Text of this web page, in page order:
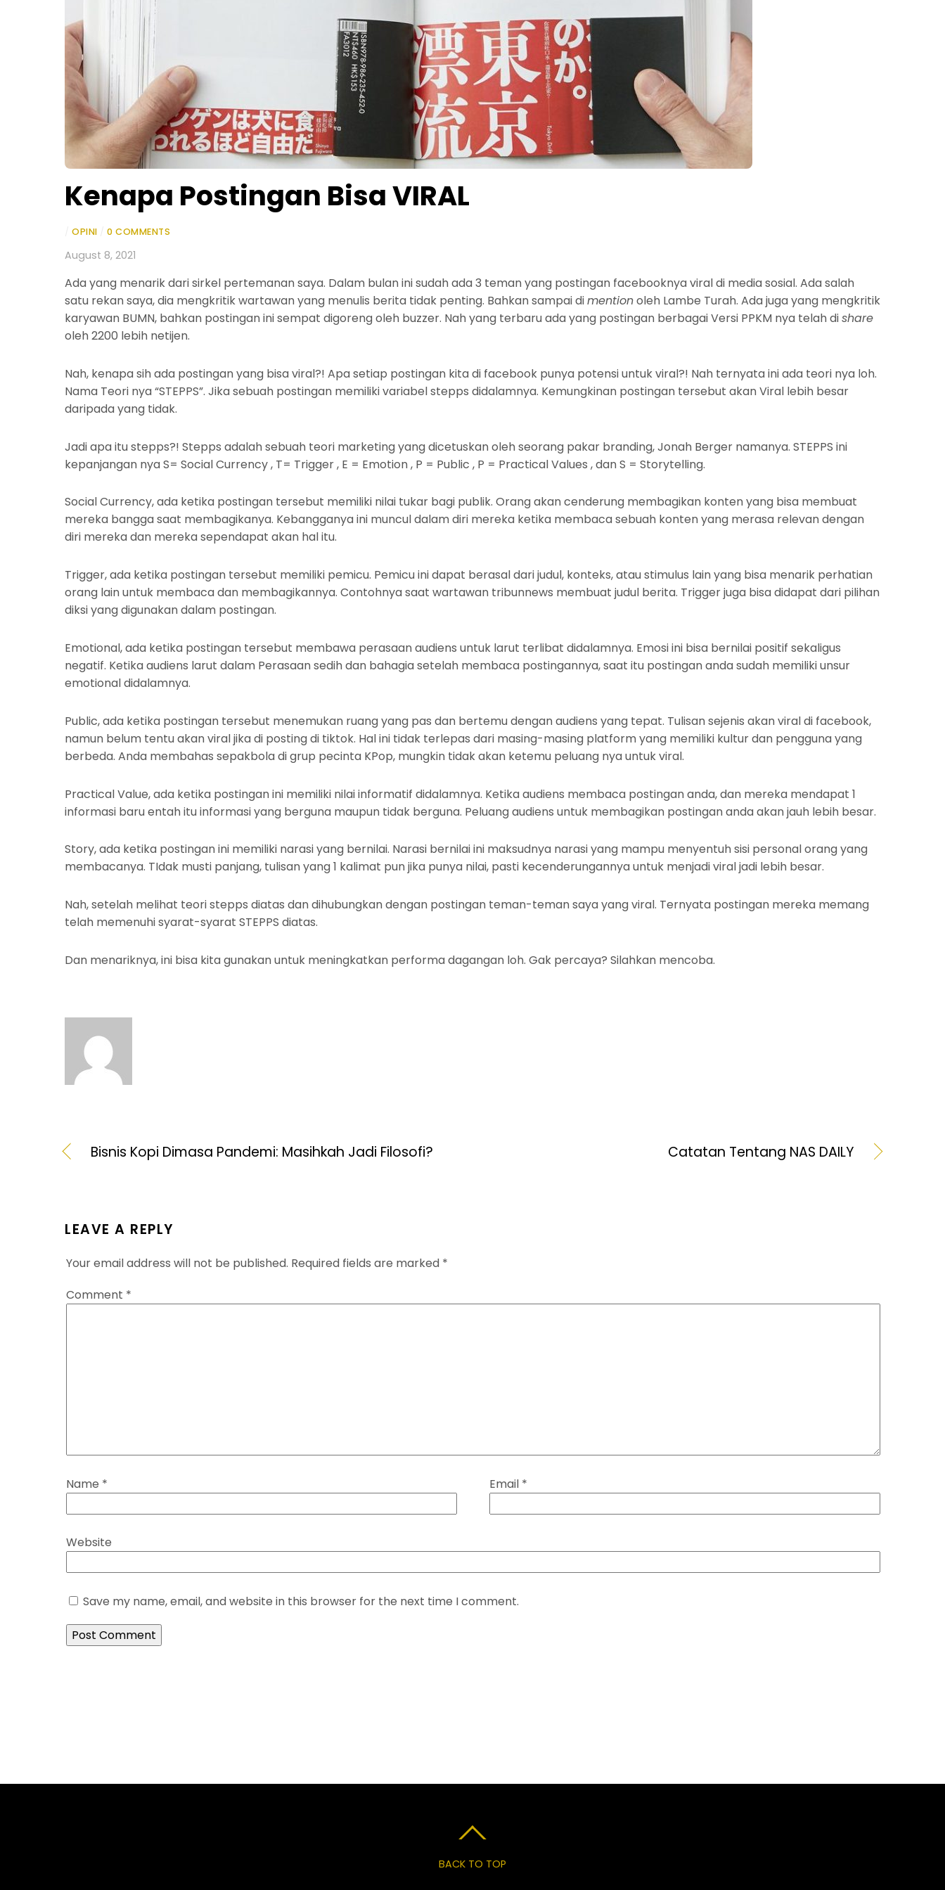
Kenapa Postingan Bisa VIRAL
OPINI 0 COMMENTS
August 8, 2021
Ada yang menarik dari sirkel pertemanan saya. Dalam bulan ini sudah ada 3 teman yang postingan facebooknya viral di media sosial. Ada salah
satu rekan saya, dia mengkritik wartawan yang menulis berita tidak penting. Bahkan sampai dimentionoleh Lambe Turah. Ada juga yang mengkritik
karyawan BUMN, bahkan postingan ini sempat digoreng oleh buzzer. Nah yang terbaru ada yang postingan berbagai Versi PPKM nya telah dishare
oleh 2200 lebih netijen.
Nah, kenapa sih ada postingan yang bisa viral?! Apa setiap postingan kita di facebook punya potensi untuk viral?! Nah ternyata ini ada teori nya loh.
Nama Teori nya “STEPPS”. Jika sebuah postingan memiliki variabel stepps didalamnya. Kemungkinan postingan tersebut akan Viral lebih besar
daripada yang tidak.
Jadi apa itu stepps?! Stepps adalah sebuah teori marketing yang dicetuskan oleh seorang pakar branding, Jonah Berger namanya. STEPPS ini
kepanjangan nya S= Social Currency , T= Trigger , E = Emotion , P = Public , P = Practical Values , dan S = Storytelling.
Social Currency, ada ketika postingan tersebut memiliki nilai tukar bagi publik. Orang akan cenderung membagikan konten yang bisa membuat
mereka bangga saat membagikanya. Kebangganya ini muncul dalam diri mereka ketika membaca sebuah konten yang merasa relevan dengan
diri mereka dan mereka sependapat akan hal itu.
Trigger, ada ketika postingan tersebut memiliki pemicu. Pemicu ini dapat berasal dari judul, konteks, atau stimulus lain yang bisa menarik perhatian
orang lain untuk membaca dan membagikannya. Contohnya saat wartawan tribunnews membuat judul berita. Trigger juga bisa didapat dari pilihan
diksi yang digunakan dalam postingan.
Emotional, ada ketika postingan tersebut membawa perasaan audiens untuk larut terlibat didalamnya. Emosi ini bisa bernilai positif sekaligus
negatif. Ketika audiens larut dalam Perasaan sedih dan bahagia setelah membaca postingannya, saat itu postingan anda sudah memiliki unsur
emotional didalamnya.
Public, ada ketika postingan tersebut menemukan ruang yang pas dan bertemu dengan audiens yang tepat. Tulisan sejenis akan viral di facebook,
namun belum tentu akan viral jika di posting di tiktok. Hal ini tidak terlepas dari masing-masing platform yang memiliki kultur dan pengguna yang
berbeda. Anda membahas sepakbola di grup pecinta KPop, mungkin tidak akan ketemu peluang nya untuk viral.
Practical Value, ada ketika postingan ini memiliki nilai informatif didalamnya. Ketika audiens membaca postingan anda, dan mereka mendapat 1
informasi baru entah itu informasi yang berguna maupun tidak berguna. Peluang audiens untuk membagikan postingan anda akan jauh lebih besar.
Story, ada ketika postingan ini memiliki narasi yang bernilai. Narasi bernilai ini maksudnya narasi yang mampu menyentuh sisi personal orang yang
membacanya. TIdak musti panjang, tulisan yang 1 kalimat pun jika punya nilai, pasti kecenderungannya untuk menjadi viral jadi lebih besar.
Nah, setelah melihat teori stepps diatas dan dihubungkan dengan postingan teman-teman saya yang viral. Ternyata postingan mereka memang
telah memenuhi syarat-syarat STEPPS diatas.
Dan menariknya, ini bisa kita gunakan untuk meningkatkan performa dagangan loh. Gak percaya? Silahkan mencoba.
Bisnis Kopi Dimasa Pandemi: Masihkah Jadi Filosofi? Catatan Tentang NAS DAILY
LEAVE A REPLY
Your email address will not be published. Required fields are marked *
Comment *
Name * Email *
Website
Save my name, email, and website in this browser for the next time I comment.
BACK TO TOP